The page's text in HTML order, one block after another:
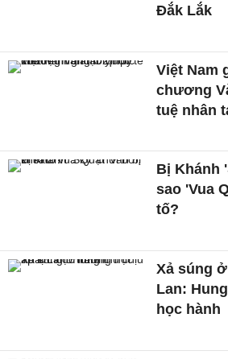
Đắk Lắk
Việt Nam
chương
tuệ nhân
Bị Khánh
sao 'Vua
tố?
Xả súng
Lan:
học hành